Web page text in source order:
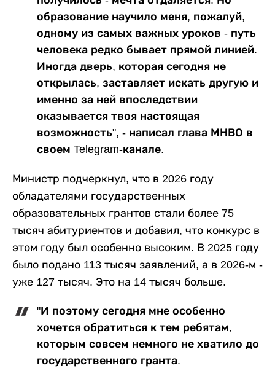
образование научило меня, пожалуй,
одному из самых важных уроков - путь
человека редко бывает прямой линией.
Иногда дверь, которая сегодня не
открылась, заставляет искать другую и
именно за ней впоследствии
оказывается твоя настоящая
возможность", - написал глава МНВО в
своем Telegram-канале.
Министр подчеркнул, что в 2026 году
обладателями государственных
образовательных грантов стали более 75
тысяч абитуриентов и добавил, что конкурс в
этом году был особенно высоким. В 2025 году
было подано 113 тысяч заявлений, а в 2026-м -
уже 127 тысяч. Это на 14 тысяч больше.
"И поэтому сегодня мне особенно
хочется обратиться к тем ребятам,
которым совсем немного не хватило до
государственного гранта.